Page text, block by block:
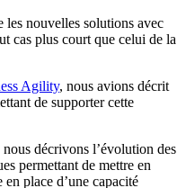
nouvelles solutions avec
cas plus court que celui de la
Agility, nous avions décrit
de supporter cette
décrivons l’évolution des
permettant de mettre en
place d’une capacité